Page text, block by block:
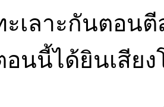
ะเลาะกันตอน
อนนี้ได้ยินเสีย